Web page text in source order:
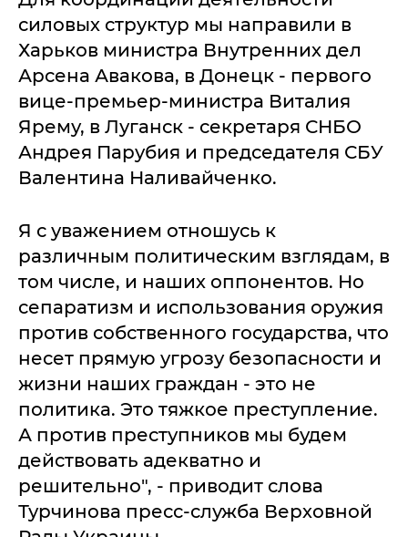
силовых структур мы направили в
Харьков министра Внутренних дел
Арсена Авакова, в Донецк - первого
вице-премьер-министра Виталия
Ярему, в Луганск - секретаря СНБО
Андрея Парубия и председателя СБУ
Валентина Наливайченко.
Я с уважением отношусь к
различным политическим взглядам, в
том числе, и наших оппонентов. Но
сепаратизм и использования оружия
против собственного государства, что
несет прямую угрозу безопасности и
жизни наших граждан - это не
политика. Это тяжкое преступление.
А против преступников мы будем
действовать адекватно и
решительно", - приводит слова
Турчинова пресс-служба Верховной